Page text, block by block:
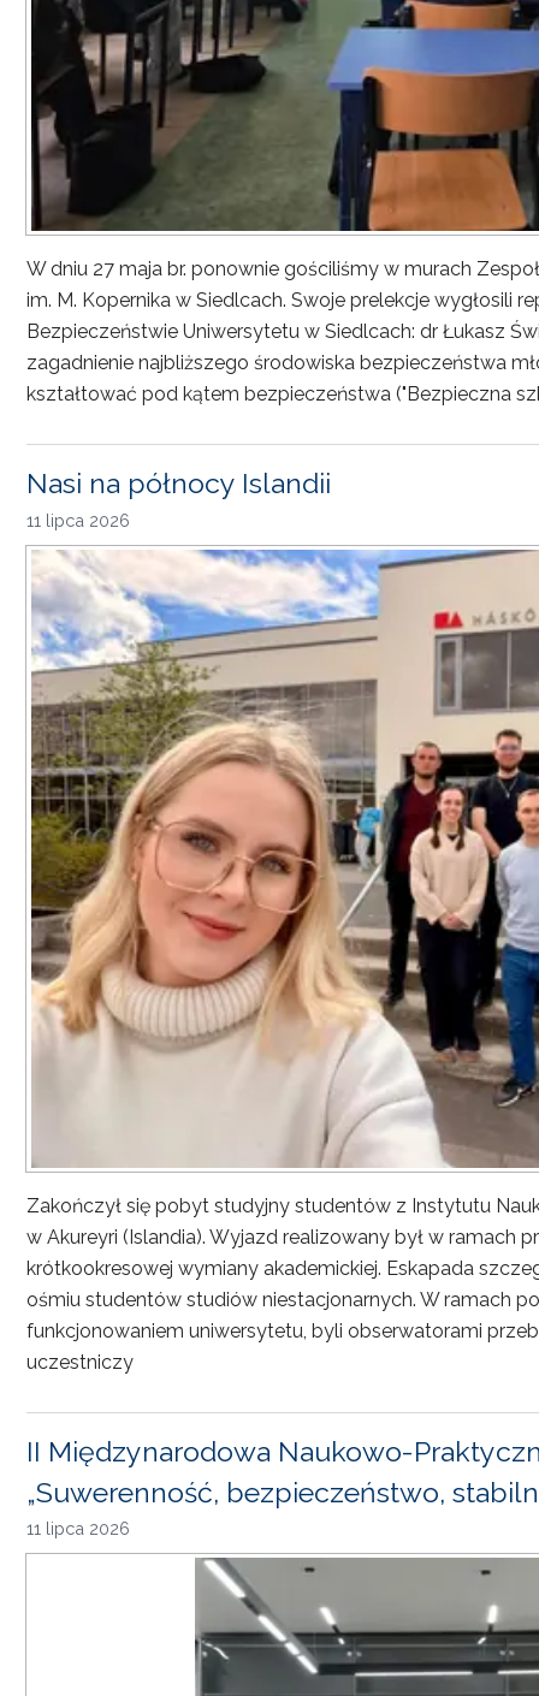
W dniu 27 maja br. ponownie gościliśmy w murach
im. M. Kopernika w Siedlcach. Swoje prelekcje wygłosili
Bezpieczeństwie Uniwersytetu w Siedlcach: dr Łukasz
zagadnienie najbliższego środowiska bezpieczeństwa
kształtować pod kątem bezpieczeństwa ("Bezpieczna
Nasi na północy Islandii
11 lipca 2026
Zakończył się pobyt studyjny studentów z Instytutu
w Akureyri (Islandia). Wyjazd realizowany był w ramach
krótkookresowej wymiany akademickiej. Eskapada
ośmiu studentów studiów niestacjonarnych. W ramach
funkcjonowaniem uniwersytetu, byli obserwatorami
uczestniczy
II Międzynarodowa Naukowo-
„Suwerenność, bezpieczeństwo,
11 lipca 2026